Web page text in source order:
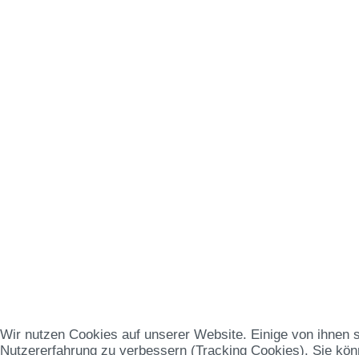
Wir nutzen Cookies auf unserer Website. Einige von
Nutzererfahrung zu verbessern (Tracking Cookies). Sie